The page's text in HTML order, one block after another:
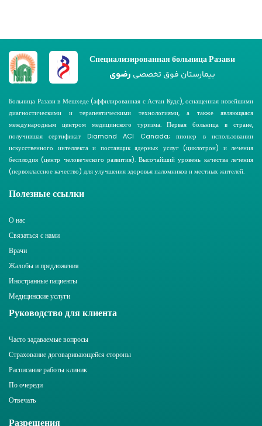
Специализированная больница Разави
بیمارستان فوق تخصصی رضوی
Больница Разави в Мешхеде (аффилированная с Астан Кудс), оснащенная новейшими
диагностическими и терапевтическими технологиями, а также являющаяся
международным центром медицинского туризма. Первая больница в стране,
получившая сертификат Diamond ACI Canada; пионер в использовании
искусственного интеллекта и поставщик ядерных услуг (циклотрон) и лечения
бесплодия (центр человеческого развития). Высочайший уровень качества лечения
(первоклассное качество) для улучшения здоровья паломников и местных жителей.
Полезные ссылки
О нас
Связаться с нами
Врачи
Жалобы и предложения
Иностранные пациенты
Медицинские услуги
Руководство для клиента
Часто задаваемые вопросы
Страхование договаривающейся стороны
Расписание работы клиник
По очереди
Отвечать
Разрешения